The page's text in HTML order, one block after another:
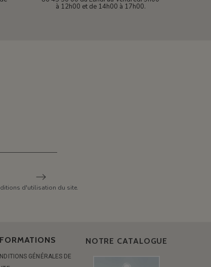
à 12h00 et de 14h00 à 17h00.
d'utilisation du site.
GÉNÉRALES DE
NOTRE CATALOGUE